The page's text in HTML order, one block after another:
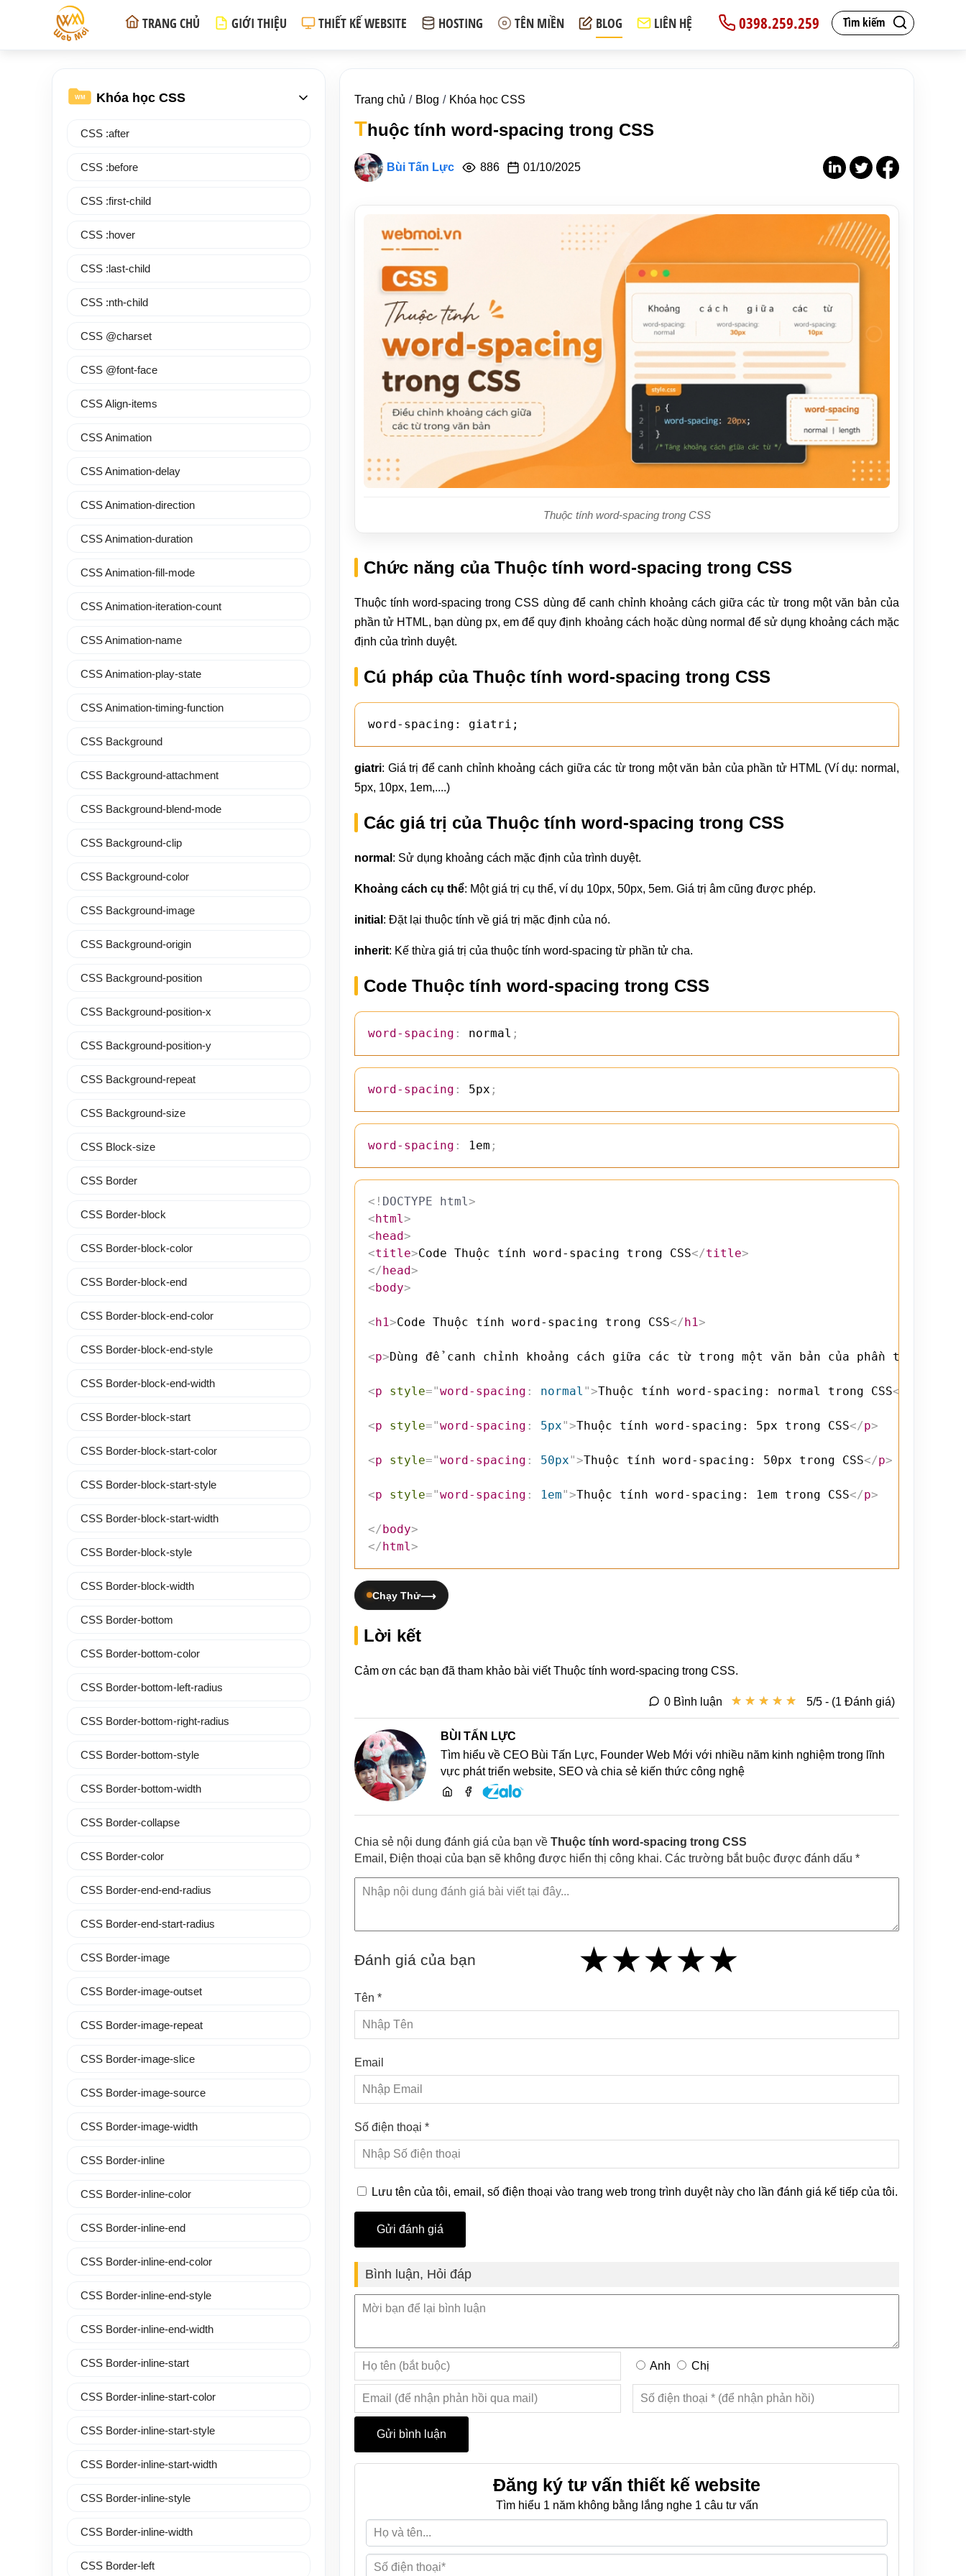
Tìm kiếm
0398.259.259
TRANG CHỦ GIỚI THIỆU THIẾT KẾ WEBSITE HOSTING TÊN MIỀN BLOG LIÊN HỆ
Trang chủ Blog Khóa học CSS
Thuộc tính word-spacing trong CSS
Bùi Tấn Lực 886 01/10/2025
Thuộc tính word-spacing trong CSS
Chức năng của Thuộc tính word-spacing trong CSS
Thuộc tính word-spacing trong CSS dùng để canh chỉnh khoảng cách giữa các từ trong một văn bản của
phần tử HTML, bạn dùng px, em để quy định khoảng cách hoặc dùng normal để sử dụng khoảng cách mặc
định của trình duyệt.
Cú pháp của Thuộc tính word-spacing trong CSS
word-spacing: giatri;
giatri: Giá trị để canh chỉnh khoảng cách giữa các từ trong một văn bản của phần tử HTML (Ví dụ: normal,
5px, 10px, 1em,....)
Các giá trị của Thuộc tính word-spacing trong CSS
normal : Sử dụng khoảng cách mặc định của trình duyệt.
Khoảng cách cụ thể: Một giá trị cụ thể, ví dụ 10px, 50px, 5em. Giá trị âm cũng được phép.
initial : Đặt lại thuộc tính về giá trị mặc định của nó.
inherit: Kế thừa giá trị của thuộc tính word-spacing từ phần tử cha.
Code Thuộc tính word-spacing trong CSS
word-spacing : normal ;
word-spacing : 5px ;
word-spacing : 1em ;
<! DOCTYPE html >
<html >
<head>
<title>Code Thuộc tính word-spacing trong CSS</title>
</head>
<body>
<h1>Code Thuộc tính word-spacing trong CSS</h1>
<p>Dùng để canh chỉnh khoảng cách giữa các từ trong một văn bản của phần tử
<p style="word-spacing : normal ">Thuộc tính word-spacing: normal trong CSS</
<p style="word-spacing : 5px">Thuộc tính word-spacing: 5px trong CSS</p>
<p style="word-spacing : 50px">Thuộc tính word-spacing: 50px trong CSS</p>
<p style="word-spacing : 1em">Thuộc tính word-spacing: 1em trong CSS</p>
</body>
</html >
Chạy Thử
Lời kết
Cảm ơn các bạn đã tham khảo bài viết Thuộc tính word-spacing trong CSS.
★ ★ ★ ★ ★
★ ★ ★ ★ ★ 5/5 - (1 Đánh giá)
0 Bình luận
BÙI TẤN LỰC
Tìm hiểu về CEO Bùi Tấn Lực, Founder Web Mới với nhiều năm kinh nghiệm trong lĩnh
vực phát triển website, SEO và chia sẻ kiến thức công nghệ
Chia sẻ nội dung đánh giá của bạn về Thuộc tính word-spacing trong CSS
Email, Điện thoại của bạn sẽ không được hiển thị công khai. Các trường bắt buộc được đánh dấu *
Đánh giá của bạn ★
★★
★★★
★★★★
★★★★★
Tên *
Email
Số điện thoại *
Lưu tên của tôi, email, số điện thoại vào trang web trong trình duyệt này cho lần đánh giá kế tiếp của tôi.
Bình luận, Hỏi đáp
Anh Chị
Đăng ký tư vấn thiết kế website
Tìm hiểu 1 năm không bằng lắng nghe 1 câu tư vấn
WM Khóa học CSS
CSS :after
CSS :before
CSS :first-child
CSS :hover
CSS :last-child
CSS :nth-child
CSS @charset
CSS @font-face
CSS Align-items
CSS Animation
CSS Animation-delay
CSS Animation-direction
CSS Animation-duration
CSS Animation-fill-mode
CSS Animation-iteration-count
CSS Animation-name
CSS Animation-play-state
CSS Animation-timing-function
CSS Background
CSS Background-attachment
CSS Background-blend-mode
CSS Background-clip
CSS Background-color
CSS Background-image
CSS Background-origin
CSS Background-position
CSS Background-position-x
CSS Background-position-y
CSS Background-repeat
CSS Background-size
CSS Block-size
CSS Border
CSS Border-block
CSS Border-block-color
CSS Border-block-end
CSS Border-block-end-color
CSS Border-block-end-style
CSS Border-block-end-width
CSS Border-block-start
CSS Border-block-start-color
CSS Border-block-start-style
CSS Border-block-start-width
CSS Border-block-style
CSS Border-block-width
CSS Border-bottom
CSS Border-bottom-color
CSS Border-bottom-left-radius
CSS Border-bottom-right-radius
CSS Border-bottom-style
CSS Border-bottom-width
CSS Border-collapse
CSS Border-color
CSS Border-end-end-radius
CSS Border-end-start-radius
CSS Border-image
CSS Border-image-outset
CSS Border-image-repeat
CSS Border-image-slice
CSS Border-image-source
CSS Border-image-width
CSS Border-inline
CSS Border-inline-color
CSS Border-inline-end
CSS Border-inline-end-color
CSS Border-inline-end-style
CSS Border-inline-end-width
CSS Border-inline-start
CSS Border-inline-start-color
CSS Border-inline-start-style
CSS Border-inline-start-width
CSS Border-inline-style
CSS Border-inline-width
CSS Border-left